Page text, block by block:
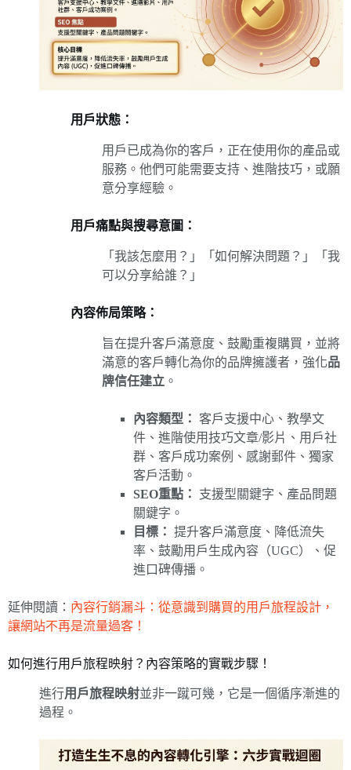
用戶狀態：
用戶已成為你的客戶，正在使用你的產品或
服務。他們可能需要支持、進階技巧，或願
意分享經驗。
用戶痛點與搜尋意圖：
「我該怎麼用？」「如何解決問題？」「我
可以分享給誰？」
內容佈局策略：
旨在提升客戶滿意度、鼓勵重複購買，並將
滿意的客戶轉化為你的品牌擁護者，強化品
牌信任建立 。
內容類型：
客戶支援中心、教學文
件、進階使用技巧文章/影片、用戶社
群、客戶成功案例、感謝郵件、獨家
客戶活動。
SEO重點：
支援型關鍵字、產品問題
關鍵字。
目標： 提升客戶滿意度、降低流失
率、鼓勵用戶生成內容（UGC）、促
進口碑傳播。
延伸閱讀： 內容行銷漏斗：從意識到購買的用戶旅程設計，
讓網站不再是流量過客！
如何進行用戶旅程映射？內容策略的實戰步驟！
進行用戶旅程映射並非一蹴可幾，它是一個循序漸進的
過程。